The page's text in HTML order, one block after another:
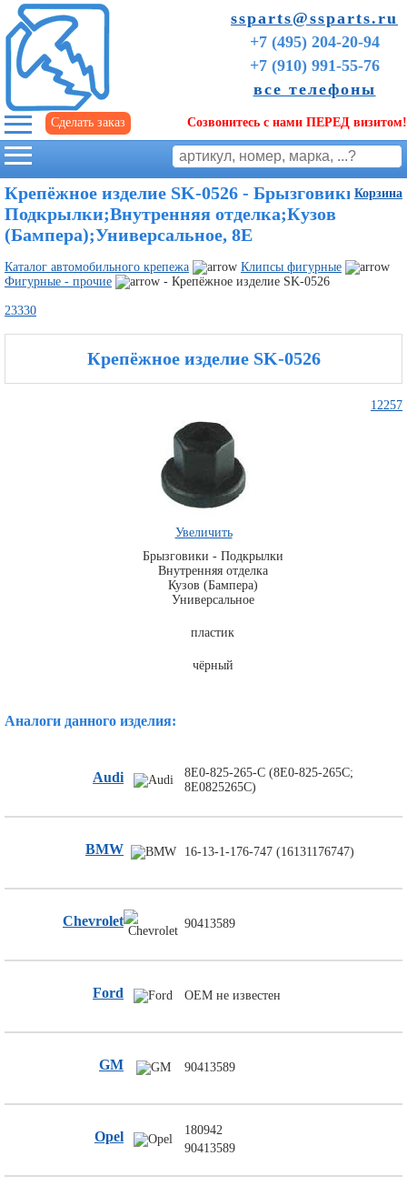
ssparts@ssparts.ru
+7 (495) 204-20-94
+7 (910) 991-55-76
все телефоны
Сделать заказ Созвонитесь с нами ПЕРЕД визитом!
Корзина
Торговое
оборудование
Крепёжное изделие SK-0526 - Брызговики -
Подкрылки;Внутренняя отделка;Кузов
(Бампера);Универсальное, 8E
Каталог автомобильного крепежа
Клипсы фигурные
Фигурные - прочие
- Крепёжное изделие SK-0526
23330
Крепёжное изделие SK-0526
12257
Увеличить
Брызговики - Подкрылки
Внутренняя отделка
Кузов (Бампера)
Универсальное
пластик
чёрный
Аналоги данного изделия:
Audi
8E0-825-265-C (8E0-825-265C;
8E0825265C)
BMW 16-13-1-176-747 (16131176747)
Chevrolet 90413589
Ford OEM не известен
GM 90413589
Opel
180942
90413589